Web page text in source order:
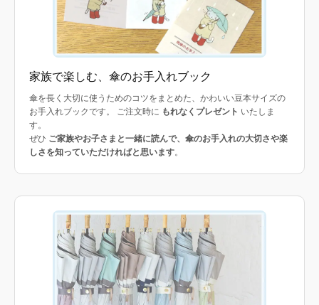
家族で楽しむ、傘のお手入れブック
傘を長く大切に使うためのコツをまとめた、かわいい豆本サイズの
お手入れブックです。 ご注文時に もれなくプレゼント いたしま
す。
ぜひ ご家族やお子さまと一緒に読んで、傘のお手入れの大切さや楽
しさを知っていただければと思います。